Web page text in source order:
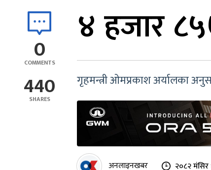
0
COMMENTS
440
SHARES
४ हजार
गृहमन्त्री ओमप्रकाश अर्यालका
अनलाइनखबर २०८२